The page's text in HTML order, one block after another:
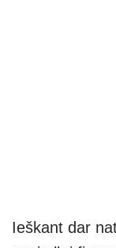
Ieškant dar